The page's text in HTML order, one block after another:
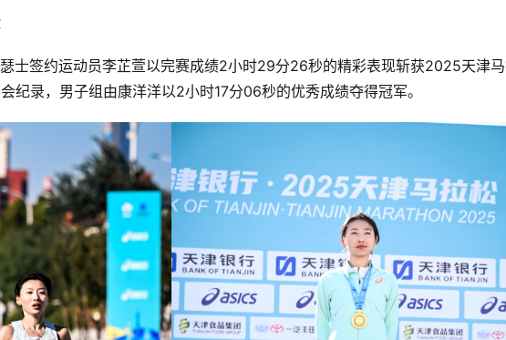
士签约运动员李芷萱以完赛成绩2小时29分26秒的精彩表现斩获2025天津
纪录，男子组由康洋洋以2小时17分06秒的优秀成绩夺得冠军。